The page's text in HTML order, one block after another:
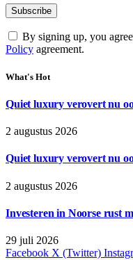
By signing up, you
Policy agreement.
What's Hot
Quiet luxury verovert nu
2 augustus 2026
Quiet luxury verovert nu
2 augustus 2026
Investeren in Noorse rust
29 juli 2026
Facebook X (Twitter)